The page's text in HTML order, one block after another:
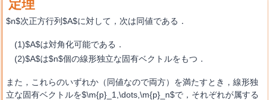
$n$次正方行列$A$に対して，次は同値である．
$A$は対角化可能である．
$A$は$n$個の線形独立な固有ベクトルをもつ．
また，これらのいずれか（同値なので両方）を満たすとき，線形独
立な固有ベクトルを$\m{p}_1,\dots,\m{p}_n$で，それぞれが属する